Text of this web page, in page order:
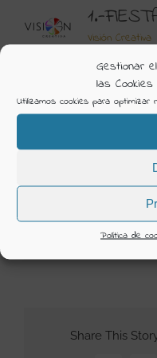
Gestionar
las Cookies
Utilizamos cookies para
Política de
Visión Creativa
Ceremonia Silvia
2023
12 enero 2023
Share This